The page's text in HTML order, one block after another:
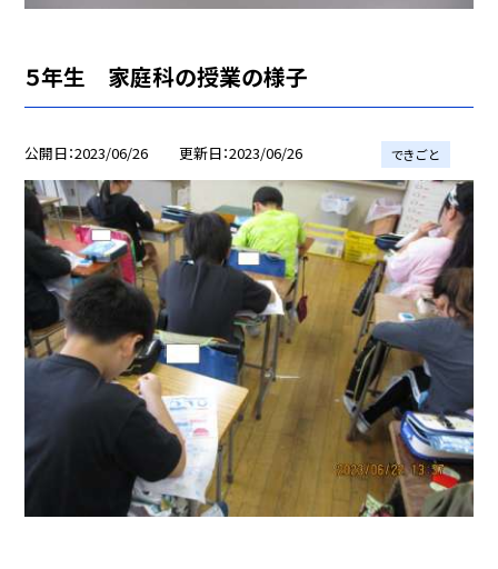
５年生 家庭科の授業の様子
公開日 2023/06/26 更新日 2023/06/26 できごと